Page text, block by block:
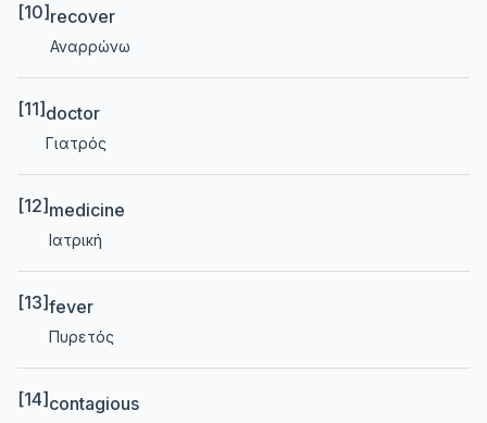
[10] recover
Αναρρώνω
[11] doctor
Γιατρός
[12] medicine
Ιατρική
[13]fever
Πυρετός
[14] contagious